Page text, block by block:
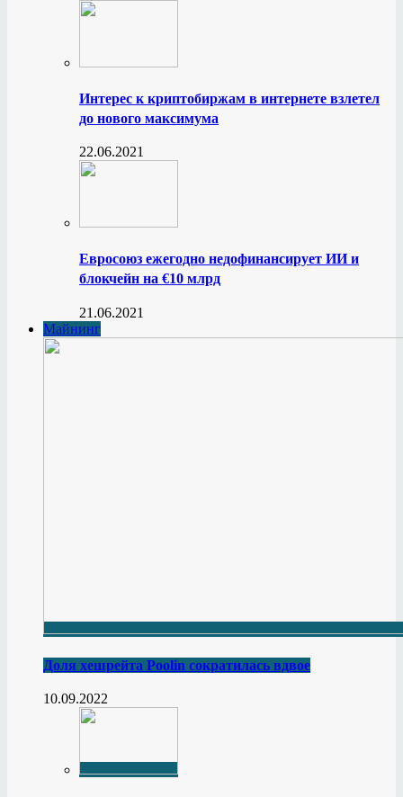
Интерес к криптобиржам в интернете взлетел
до нового максимума
22.06.2021
Евросоюз ежегодно недофинансирует ИИ и
блокчейн на €10 млрд
21.06.2021
Майнинг
Доля хешрейта Poolin сократилась вдвое
10.09.2022